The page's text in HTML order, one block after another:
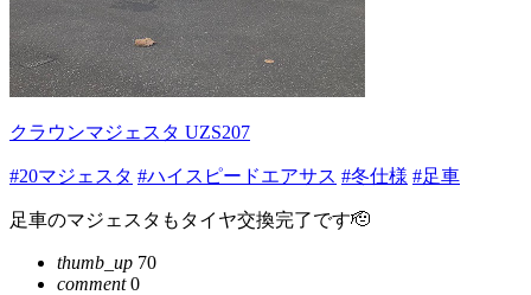
クラウンマジェスタ UZS207
#20マジェスタ #ハイスピードエアサス #冬仕様 #足車
足車のマジェスタもタイヤ交換完了です🫡
thumb_up 70
comment0